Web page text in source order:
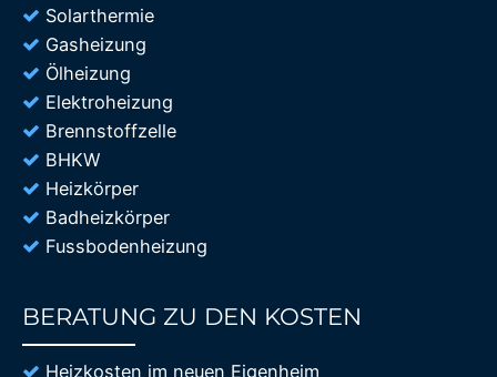
Solarthermie
Gasheizung
Ölheizung
Elektroheizung
Brennstoffzelle
BHKW
Heizkörper
Badheizkörper
Fussbodenheizung
BERATUNG ZU DEN KOSTEN
Heizkosten im neuen Eigenheim